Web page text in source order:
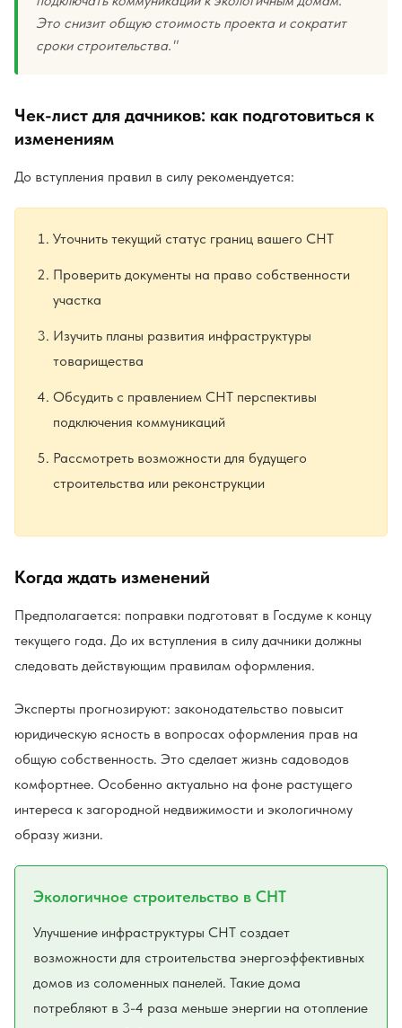
Это снизит общую стоимость проекта и сократит
сроки строительства."
Чек-лист для дачников: как подготовиться к
изменениям
До вступления правил в силу рекомендуется:
Уточнить текущий статус границ вашего СНТ
Проверить документы на право собственности
участка
Изучить планы развития инфраструктуры
товарищества
Обсудить с правлением СНТ перспективы
подключения коммуникаций
Рассмотреть возможности для будущего
строительства или реконструкции
Когда ждать изменений
Предполагается: поправки подготовят в Госдуме к концу
текущего года. До их вступления в силу дачники должны
следовать действующим правилам оформления.
Эксперты прогнозируют: законодательство повысит
юридическую ясность в вопросах оформления прав на
общую собственность. Это сделает жизнь садоводов
комфортнее. Особенно актуально на фоне растущего
интереса к загородной недвижимости и экологичному
образу жизни.
Экологичное строительство в СНТ
Улучшение инфраструктуры СНТ создает
возможности для строительства энергоэффективных
домов из соломенных панелей. Такие дома
потребляют в 3-4 раза меньше энергии на отопление